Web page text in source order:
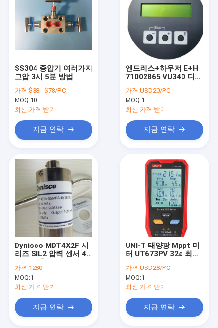
SS304 증압기 여러가지
고압 3시 5분 방법
가격:$38 - $78/PC
MOQ:10
최신 가격 받기
지금 연락
엔드레스+하우저 E+H
71002865 VU340 디스
기 IP66 보호 4-20mA
가격:USD20/PC
MOQ:1
최신 가격 받기
지금 연락
Dynisco MDT4X2F 시
리즈 SIL2 압력 센서 4-
능한 녹기 압력 송신기
가격:1280
MOQ:1
최신 가격 받기
지금 연락
UNI-T 태양광 Mppt 미
터 UT673PV 32a 최대
기
가격:USD28/PC
MOQ:1
최신 가격 받기
지금 연락